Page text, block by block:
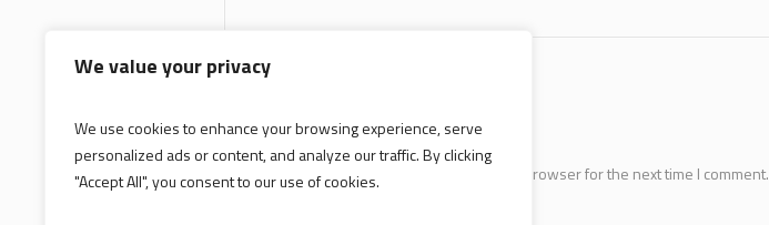
We value your privacy
We use cookies to enhance your browsing experience, serve
personalized ads or content, and analyze our traffic. By clicking
"Accept All", you consent to our use of cookies.Save my name, email, and website in this browser for the next time I comment.